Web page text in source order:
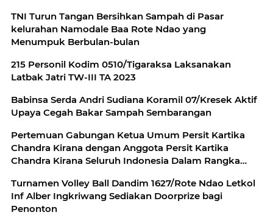
TNI Turun Tangan Bersihkan Sampah di Pasar
kelurahan Namodale Baa Rote Ndao yang
Menumpuk Berbulan-bulan
215 Personil Kodim 0510/Tigaraksa Laksanakan
Latbak Jatri TW-III TA 2023
Babinsa Serda Andri Sudiana Koramil 07/Kresek Aktif
Upaya Cegah Bakar Sampah Sembarangan
Pertemuan Gabungan Ketua Umum Persit Kartika
Chandra Kirana dengan Anggota Persit Kartika
Chandra Kirana Seluruh Indonesia Dalam Rangka
Turnamen Volley Ball Dandim 1627/Rote Ndao Letkol
Inf Alber Ingkriwang Sediakan Doorprize bagi
Penonton